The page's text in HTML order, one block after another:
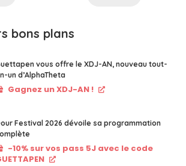
bons plans
vous offre le XDJ-AN, nouveau tout-
un d’AlphaTheta
Gagnez un XDJ-AN !
Festival 2026 dévoile sa programmation
-10% sur vos pass 5J avec le code